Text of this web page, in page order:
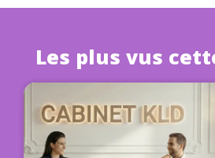
Les plus vus